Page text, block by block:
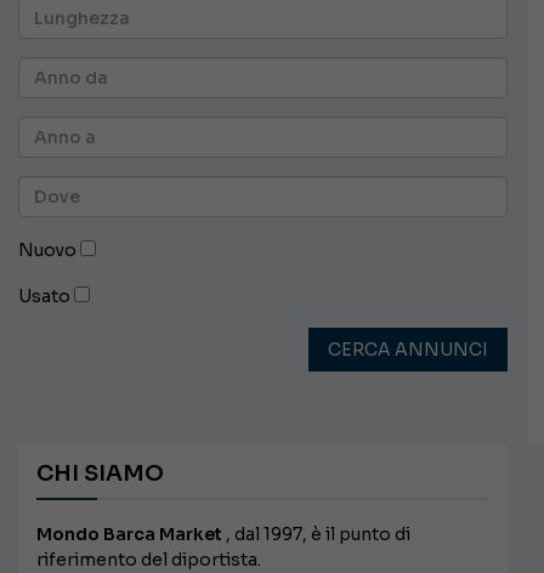
Nuovo
Usato
CERCA ANNUNCI
CHI SIAMO
Mondo Barca Market , dal 1997, è il punto di
riferimento del diportista.